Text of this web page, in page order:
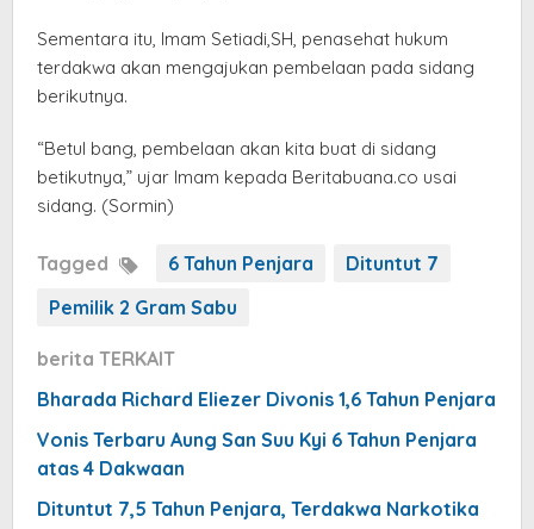
Sementara itu, Imam Setiadi,SH, penasehat hukum
terdakwa akan mengajukan pembelaan pada sidang
berikutnya.
“Betul bang, pembelaan akan kita buat di sidang
betikutnya,” ujar Imam kepada Beritabuana.co usai
sidang. (Sormin)
Tagged 6 Tahun Penjara
Dituntut 7
Pemilik 2 Gram Sabu
berita TERKAIT
Bharada Richard Eliezer Divonis 1,6 Tahun Penjara
Vonis Terbaru Aung San Suu Kyi 6 Tahun Penjara
atas 4 Dakwaan
Dituntut 7,5 Tahun Penjara, Terdakwa Narkotika